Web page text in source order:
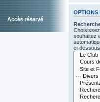
Accès réservé
OPTIONS
souhaitez
ci-